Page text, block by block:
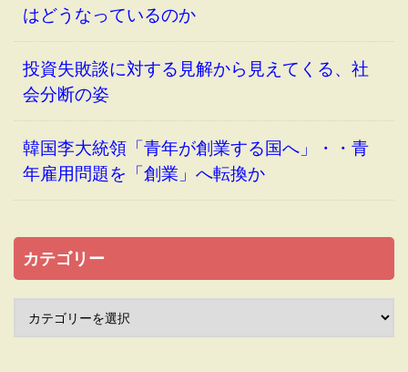
はどうなっているのか
投資失敗談に対する見解から見えてくる、社
会分断の姿
韓国李大統領「青年が創業する国へ」・・青
年雇用問題を「創業」へ転換か
カテゴリー